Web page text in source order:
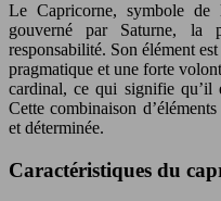
Le Capricorne, symbole
gouverné par Saturne,
responsabilité. Son élément
pragmatique et une forte
cardinal, ce qui signifie qu’il
Cette combinaison
et déterminée.
Caractéristiques du